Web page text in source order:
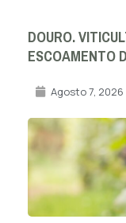
DOURO.
ESCOAMENTO
Agosto 7, 2026